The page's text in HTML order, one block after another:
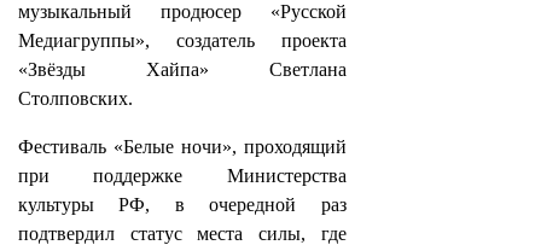
музыкальный продюсер «Русской
Медиагруппы», создатель проекта
«Звёзды Хайпа» Светлана
Столповских.
Фестиваль «Белые ночи», проходящий
при поддержке Министерства
культуры РФ, в очередной раз
подтвердил статус места силы, где